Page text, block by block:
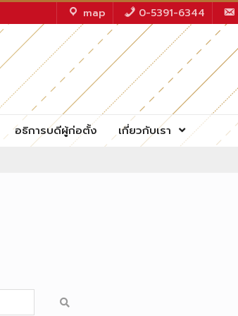
map 0-5391-6344
อธิการบดีผู้ก่อตั้ง เกี่ยวกับเรา